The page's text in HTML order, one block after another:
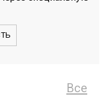
Все